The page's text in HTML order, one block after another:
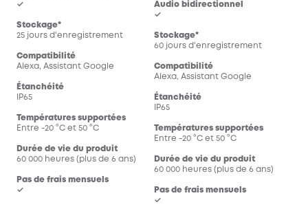
✓
Stockage*
25 jours d'enregistrement
Compatibilité
Alexa, Assistant Google
Étanchéité
IP65
Températures supportées
Entre -20 °C et 50 °C
Durée de vie du produit
60 000 heures (plus de 6 ans)
Pas de frais mensuels
✓
Audio bidirectionnel
✓
Stockage*
60 jours d'enregistrement
Compatibilité
Alexa, Assistant Google
Étanchéité
IP65
Températures supportées
Entre -20 °C et 50 °C
Durée de vie du produit
60 000 heures (plus de 6 ans)
Pas de frais mensuels
✓